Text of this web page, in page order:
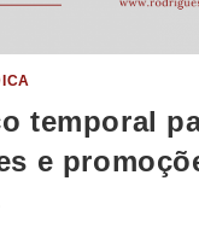
temporal
e